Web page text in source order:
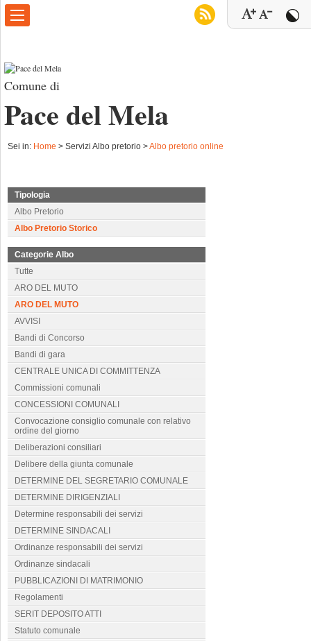
Comune di
Pace del Mela
Sei in: Home > Servizi Albo pretorio >Albo pretorio online
Tipologia
Albo Pretorio
Albo Pretorio Storico
Categorie Albo
Tutte
ARO DEL MUTO
ARO DEL MUTO
AVVISI
Bandi di Concorso
Bandi di gara
CENTRALE UNICA DI COMMITTENZA
Commissioni comunali
CONCESSIONI COMUNALI
Convocazione consiglio comunale con relativo
ordine del giorno
Deliberazioni consiliari
Delibere della giunta comunale
DETERMINE DEL SEGRETARIO COMUNALE
DETERMINE DIRIGENZIALI
Determine responsabili dei servizi
DETERMINE SINDACALI
Ordinanze responsabili dei servizi
Ordinanze sindacali
PUBBLICAZIONI DI MATRIMONIO
Regolamenti
SERIT DEPOSITO ATTI
Statuto comunale